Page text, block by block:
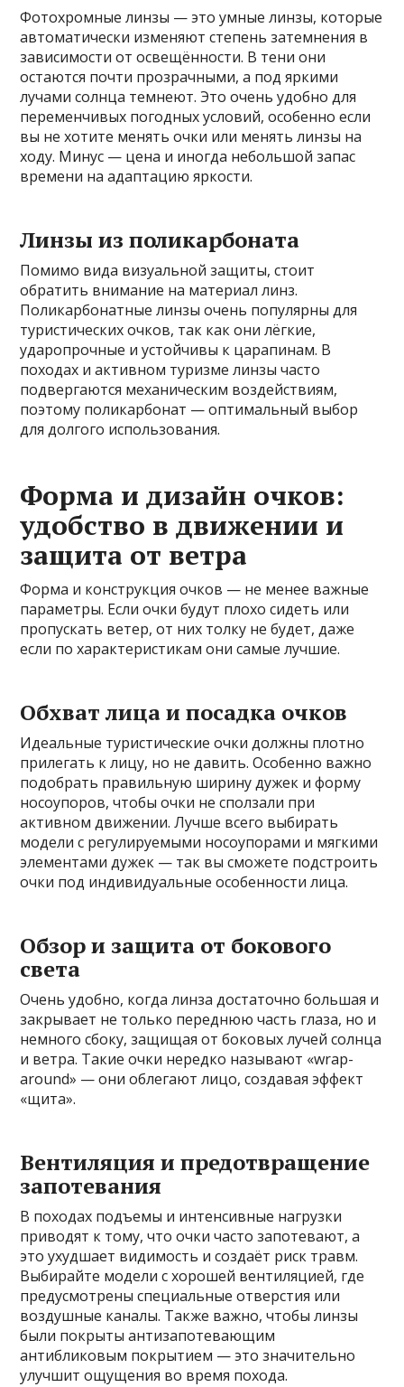
Фотохромные линзы — это умные линзы, которые
автоматически изменяют степень затемнения в
зависимости от освещённости. В тени они
остаются почти прозрачными, а под яркими
лучами солнца темнеют. Это очень удобно для
переменчивых погодных условий, особенно если
вы не хотите менять очки или менять линзы на
ходу. Минус — цена и иногда небольшой запас
времени на адаптацию яркости.
Линзы из поликарбоната
Помимо вида визуальной защиты, стоит
обратить внимание на материал линз.
Поликарбонатные линзы очень популярны для
туристических очков, так как они лёгкие,
ударопрочные и устойчивы к царапинам. В
походах и активном туризме линзы часто
подвергаются механическим воздействиям,
поэтому поликарбонат — оптимальный выбор
для долгого использования.
Форма и дизайн очков:
удобство в движении и
защита от ветра
Форма и конструкция очков — не менее важные
параметры. Если очки будут плохо сидеть или
пропускать ветер, от них толку не будет, даже
если по характеристикам они самые лучшие.
Обхват лица и посадка очков
Идеальные туристические очки должны плотно
прилегать к лицу, но не давить. Особенно важно
подобрать правильную ширину дужек и форму
носоупоров, чтобы очки не сползали при
активном движении. Лучше всего выбирать
модели с регулируемыми носоупорами и мягкими
элементами дужек — так вы сможете подстроить
очки под индивидуальные особенности лица.
Обзор и защита от бокового
света
Очень удобно, когда линза достаточно большая и
закрывает не только переднюю часть глаза, но и
немного сбоку, защищая от боковых лучей солнца
и ветра. Такие очки нередко называют «wrap-
around» — они облегают лицо, создавая эффект
«щита».
Вентиляция и предотвращение
запотевания
В походах подъемы и интенсивные нагрузки
приводят к тому, что очки часто запотевают, а
это ухудшает видимость и создаёт риск травм.
Выбирайте модели с хорошей вентиляцией, где
предусмотрены специальные отверстия или
воздушные каналы. Также важно, чтобы линзы
были покрыты антизапотевающим
антибликовым покрытием — это значительно
улучшит ощущения во время похода.